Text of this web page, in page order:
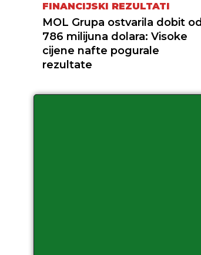
FINANCIJSKI REZULTATI
MOL Grupa ostvarila dobit od
786 milijuna dolara: Visoke
cijene nafte pogurale
rezultate